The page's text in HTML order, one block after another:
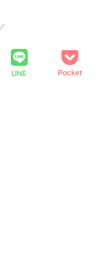
LINE Pocket